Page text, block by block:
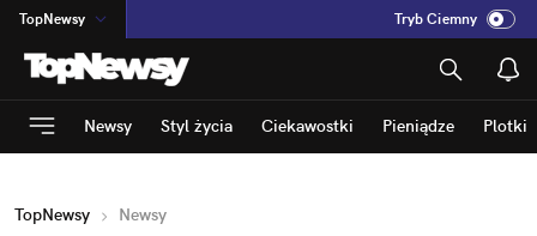
TopNewsy
na:Temat
INN:Poland
ASZ:dziennik
dad:HERO
Tryb Ciemny
Newsy Styl życia Ciekawostki Pieniądze Plotki
TopNewsy Newsy